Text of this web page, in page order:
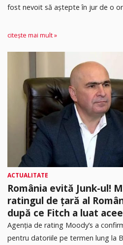
fost nevoit să aștepte în jur de o
citește mai mult »
ACTUALITATE
România evită Junk-ul!
ratingul de țară al
după ce Fitch a luat
Agenția de rating Moody’s a
pentru datoriile pe termen lung la